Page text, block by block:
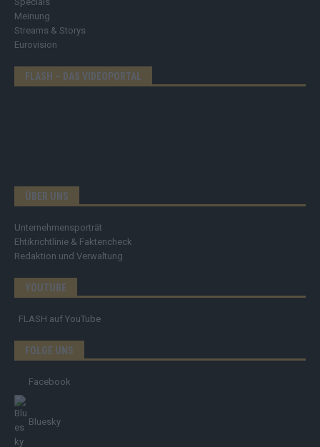
Meinung
Streams & Storys
Eurovision
FLASH – DAS VIDEOPORTAL
ÜBER UNS
Unternehmensporträt
Ehtikrichtlinie & Faktencheck
Redaktion und Verwaltung
YOUTUBE
FLASH auf YouTube
FOLGE UNS
Facebook
Bluesky